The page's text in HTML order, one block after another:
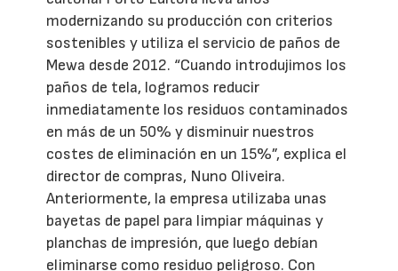
modernizando su producción con criterios
sostenibles y utiliza el servicio de paños de
Mewa desde 2012. “Cuando introdujimos los
paños de tela, logramos reducir
inmediatamente los residuos contaminados
en más de un 50% y disminuir nuestros
costes de eliminación en un 15%”, explica el
director de compras, Nuno Oliveira.
Anteriormente, la empresa utilizaba unas
bayetas de papel para limpiar máquinas y
planchas de impresión, que luego debían
eliminarse como residuo peligroso. Con